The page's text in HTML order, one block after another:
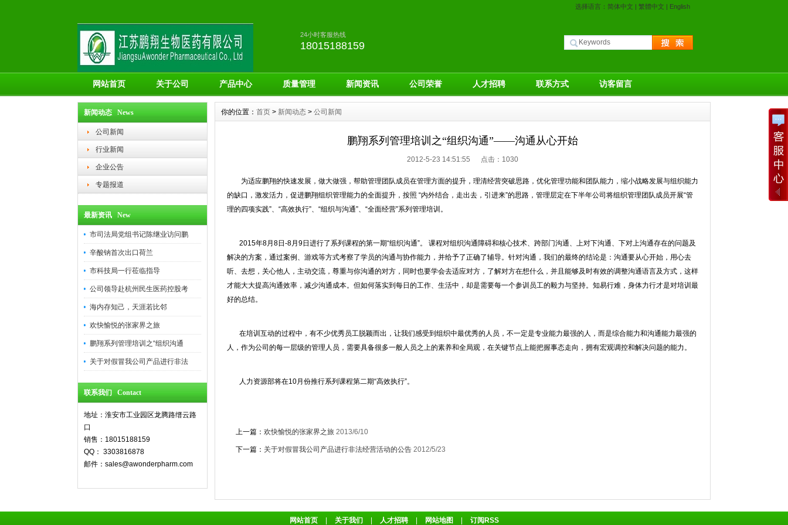
选择语言： 简体中文 | 繁體中文 | English
24小时客服热线
18015188159
网站首页 关于公司 产品中心 质量管理 新闻资讯 公司荣誉 人才招聘 联系方式 访客留言
新闻动态 News
公司新闻
行业新闻
企业公告
专题报道
最新资讯 New
市司法局党组书记陈继业访问鹏
辛酸钠首次出口荷兰
市科技局一行莅临指导
公司领导赴杭州民生医药控股考
海内存知己，天涯若比邻
欢快愉悦的张家界之旅
鹏翔系列管理培训之“组织沟通
关于对假冒我公司产品进行非法
联系我们 Contact
地址：淮安市工业园区龙腾路缙云路
口
销售：18015188159
QQ： 3303816878
邮件：sales@awonderpharm.com
你的位置： 首页 > 新闻动态 > 公司新闻
鹏翔系列管理培训之“组织沟通”——沟通从心开始
2012-5-23 14:51:55 点击： 1030
为适应鹏翔的快速发展，做大做强，帮助管理团队成员在管理方面的提升，理清经营突破思路，优化管理功能和团队能力，缩小战略发展与组织能力
的缺口，激发活力，促进鹏翔组织管理能力的全面提升，按照 “内外结合，走出去，引进来”的思路，管理层定在下半年公司将组织管理团队成员开展“管
理的四项实践”、“高效执行”、“组织与沟通”、“全面经营”系列管理培训。
2015年8月8日-8月9日进行了系列课程的第一期“组织沟通”。 课程对组织沟通障碍和核心技术、跨部门沟通、上对下沟通、下对上沟通存在的问题及
解决的方案，通过案例、游戏等方式考察了学员的沟通与协作能力，并给予了正确了辅导。针对沟通，我们的最终的结论是：沟通要从心开始，用心去
听、去想，关心他人，主动交流，尊重与你沟通的对方，同时也要学会去适应对方，了解对方在想什么，并且能够及时有效的调整沟通语言及方式，这样
才能大大提高沟通效率，减少沟通成本。但如何落实到每日的工作、生活中，却是需要每一个参训员工的毅力与坚持。知易行难，身体力行才是对培训最
好的总结。
在培训互动的过程中，有不少优秀员工脱颖而出，让我们感受到组织中最优秀的人员，不一定是专业能力最强的人，而是综合能力和沟通能力最强的
人，作为公司的每一层级的管理人员，需要具备很多一般人员之上的素养和全局观，在关键节点上能把握事态走向，拥有宏观调控和解决问题的能力。
人力资源部将在10月份推行系列课程第二期“高效执行”。
上一篇： 欢快愉悦的张家界之旅 2013/6/10
下一篇： 关于对假冒我公司产品进行非法经营活动的公告 2012/5/23
网站首页 关于我们 人才招聘 网站地图 订阅RSS